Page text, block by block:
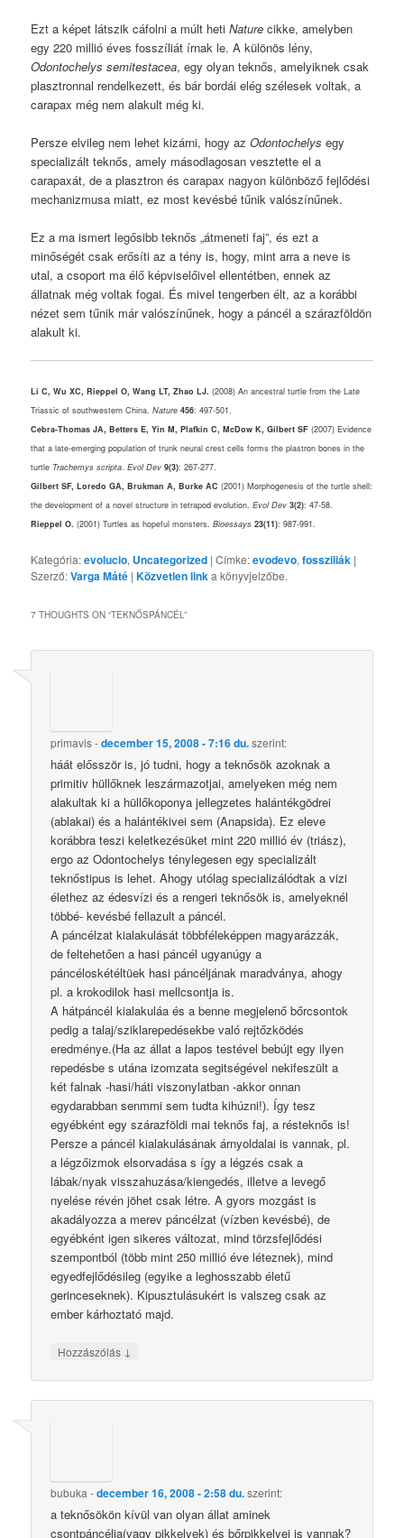
Ezt a képet látszik cáfolni a múlt hetiNature cikke, amelyben
egy 220 millió éves fosszíliát írnak le. A különös lény,
Odontochelys semitestacea, egy olyan teknős, amelyiknek csak
plasztronnal rendelkezett, és bár bordái elég szélesek voltak, a
carapax még nem alakult még ki.
Persze elvileg nem lehet kizárni, hogy az Odontochelys egy
specializált teknős, amely másodlagosan vesztette el a
carapaxát, de a plasztron és carapax nagyon különböző fejlődési
mechanizmusa miatt, ez most kevésbé tűnik valószínűnek.
Ez a ma ismert legősibb teknős „átmeneti faj”, és ezt a
minőségét csak erősíti az a tény is, hogy, mint arra a neve is
utal, a csoport ma élő képviselőivel ellentétben, ennek az
állatnak még voltak fogai. És mivel tengerben élt, az a korábbi
nézet sem tűnik már valószínűnek, hogy a páncél a szárazföldön
alakult ki.
Li C, Wu XC, Rieppel O, Wang LT, Zhao LJ. (2008) An ancestral turtle from the Late
Triassic of southwestern China.Nature 456: 497-501.
Cebra-Thomas JA, Betters E, Yin M, Plafkin C, McDow K, Gilbert SF (2007) Evidence
that a late-emerging population of trunk neural crest cells forms the plastron bones in the
turtle Trachemys scripta.Evol Dev 9(3): 267-277.
Gilbert SF, Loredo GA, Brukman A, Burke AC (2001) Morphogenesis of the turtle shell:
the development of a novel structure in tetrapod evolution.Evol Dev 3(2): 47-58.
Rieppel O. (2001) Turtles as hopeful monsters.Bioessays 23(11): 987-991.
Kategória:evolucio, Uncategorized | Címke:evodevo,fossziliák |
Szerző:Varga Máté |Közvetlen linka könyvjelzőbe.
7 THOUGHTS ON “TEKNŐSPÁNCÉL”
primavis-december 15, 2008 - 7:16 du.szerint:
háát elősször is, jó tudni, hogy a teknősök azoknak a
primitiv hüllőknek leszármazotjai, amelyeken még nem
alakultak ki a hüllőkoponya jellegzetes halántékgödrei
(ablakai) és a halántékivei sem (Anapsida). Ez eleve
korábbra teszi keletkezésüket mint 220 millió év (triász),
ergo az Odontochelys ténylegesen egy specializált
teknőstipus is lehet. Ahogy utólag specializálódtak a vizi
élethez az édesvízi és a rengeri teknősök is, amelyeknél
többé- kevésbé fellazult a páncél.
A páncélzat kialakulását többféleképpen magyarázzák,
de feltehetően a hasi páncél ugyanúgy a
páncéloskétéltüek hasi páncéljának maradványa, ahogy
pl. a krokodilok hasi mellcsontja is.
A hátpáncél kialakuláa és a benne megjelenő bőrcsontok
pedig a talaj/sziklarepedésekbe való rejtőzködés
eredménye.(Ha az állat a lapos testével bebújt egy ilyen
repedésbe s utána izomzata segitségével nekifeszült a
két falnak -hasi/háti viszonylatban -akkor onnan
egydarabban senmmi sem tudta kihúzni!). Így tesz
egyébként egy szárazföldi mai teknős faj, a résteknős is!
Persze a páncél kialakulásának árnyoldalai is vannak, pl.
a légzőizmok elsorvadása s így a légzés csak a
lábak/nyak visszahuzása/kiengedés, illetve a levegő
nyelése révén jöhet csak létre. A gyors mozgást is
akadályozza a merev páncélzat (vízben kevésbé), de
egyébként igen sikeres változat, mind törzsfejlődési
szempontból (több mint 250 millió éve léteznek), mind
egyedfejlődésileg (egyike a leghosszabb életű
gerinceseknek). Kipusztulásukért is valszeg csak az
ember kárhoztató majd.
Hozzászólás ↓
bubuka -december 16, 2008 - 2:58 du.szerint:
a teknősökön kívül van olyan állat aminek
csontpáncélja(vagy pikkelyek) és bőrpikkelyei is vannak?